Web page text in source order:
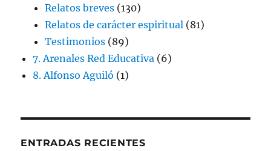
Relatos breves (130)
Relatos de carácter espiritual (81)
Testimonios (89)
7. Arenales Red Educativa (6)
8. Alfonso Aguiló (1)
ENTRADAS RECIENTES